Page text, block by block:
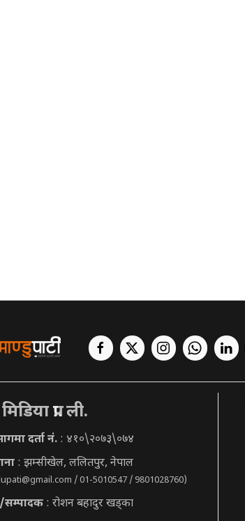
प्रा. ली.
दर्ता नं. : ४१०\२०७३\०७४
: झम्सीखेल, ललितपुर, नेपाल
/ 01-5010547 / 9801028760)
: रोशन बहादुर खड्का